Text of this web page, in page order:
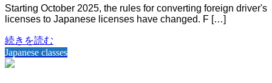
Starting October 2025, the rules for converting foreign driver's
licenses to Japanese licenses have changed. F […]
続きを読む
Japanese classes